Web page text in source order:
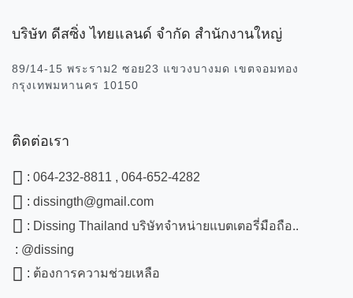
บริษัท ดีสซิ่ง ไทยแลนด์ จำกัด สำนักงานใหญ่
89/14-15 พระราม2 ซอย23 แขวงบางมด เขตจอมทอง
กรุงเทพมหานคร 10150
ติดต่อเรา
: 064-232-8811 , 064-652-4282
: dissingth@gmail.com
: Dissing Thailand บริษัทจำหน่ายแบตเตอรี่มือถือ..
: @dissing
: ต้องการความช่วยเหลือ